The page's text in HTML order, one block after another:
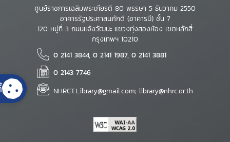
ศูนย์ราชการเฉลิมพระเกียรติ 80 พรรษา 5 ธันวาคม 2550
อาคารรัฐประศาสนภักดี (อาคารบี) ชั้น 7
120 หมู่ที่ 3 ถนนแจ้งวัฒนะ แขวงทุ่งสองห้อง เขตหลักสี่
กรุงเทพฯ 10210
0 2141 3844, 0 2141 1987, 0 2141 3881
0 2143 7746
NHRCT.Library@gmail.com; library@nhrc.or.th